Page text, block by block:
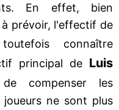
En effet, bien
prévoir, l'effectif de
connaître
principal de Luis
compenser les
joueurs ne sont plus